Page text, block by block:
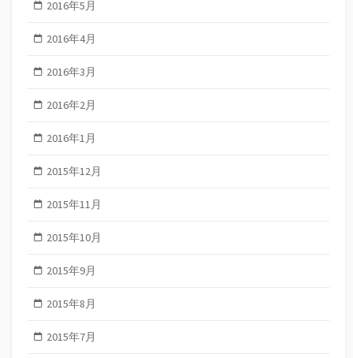
2016年5月
2016年4月
2016年3月
2016年2月
2016年1月
2015年12月
2015年11月
2015年10月
2015年9月
2015年8月
2015年7月